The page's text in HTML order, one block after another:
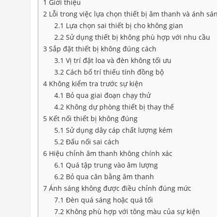
1 Giới thiệu
2 Lỗi trong việc lựa chọn thiết bị âm thanh và ánh
2.1 Lựa chọn sai thiết bị cho không gian
2.2Sử dụng thiết bị không phù hợp với nhu cầu
3 Sắp đặt thiết bị không đúng cách
3.1 Vị trí đặt loa và đèn không tối ưu
3.2Cách bố trí thiếu tính đồng bộ
4 Không kiểm tra trước sự kiện
4.1 Bỏ qua giai đoạn chạy thử
4.2Không dự phòng thiết bị thay thế
5 Kết nối thiết bị không đúng
5.1 Sử dụng dây cáp chất lượng kém
5.2Đấu nối sai cách
6 Hiệu chỉnh âm thanh không chính xác
6.1 Quá tập trung vào âm lượng
6.2Bỏ qua cân bằng âm thanh
7 Ánh sáng không được điều chỉnh đúng mức
7.1 Đèn quá sáng hoặc quá tối
7.2Không phù hợp với tông màu của sự kiện